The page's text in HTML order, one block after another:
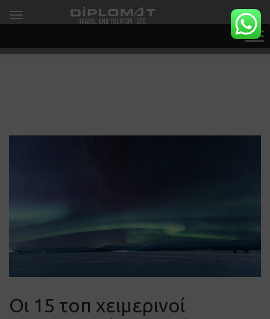
Οι 15 τοπ χειμερινοί